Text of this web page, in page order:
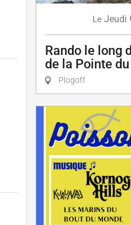
Le Jeudi
Rando le long
de la Pointe
Plogoff